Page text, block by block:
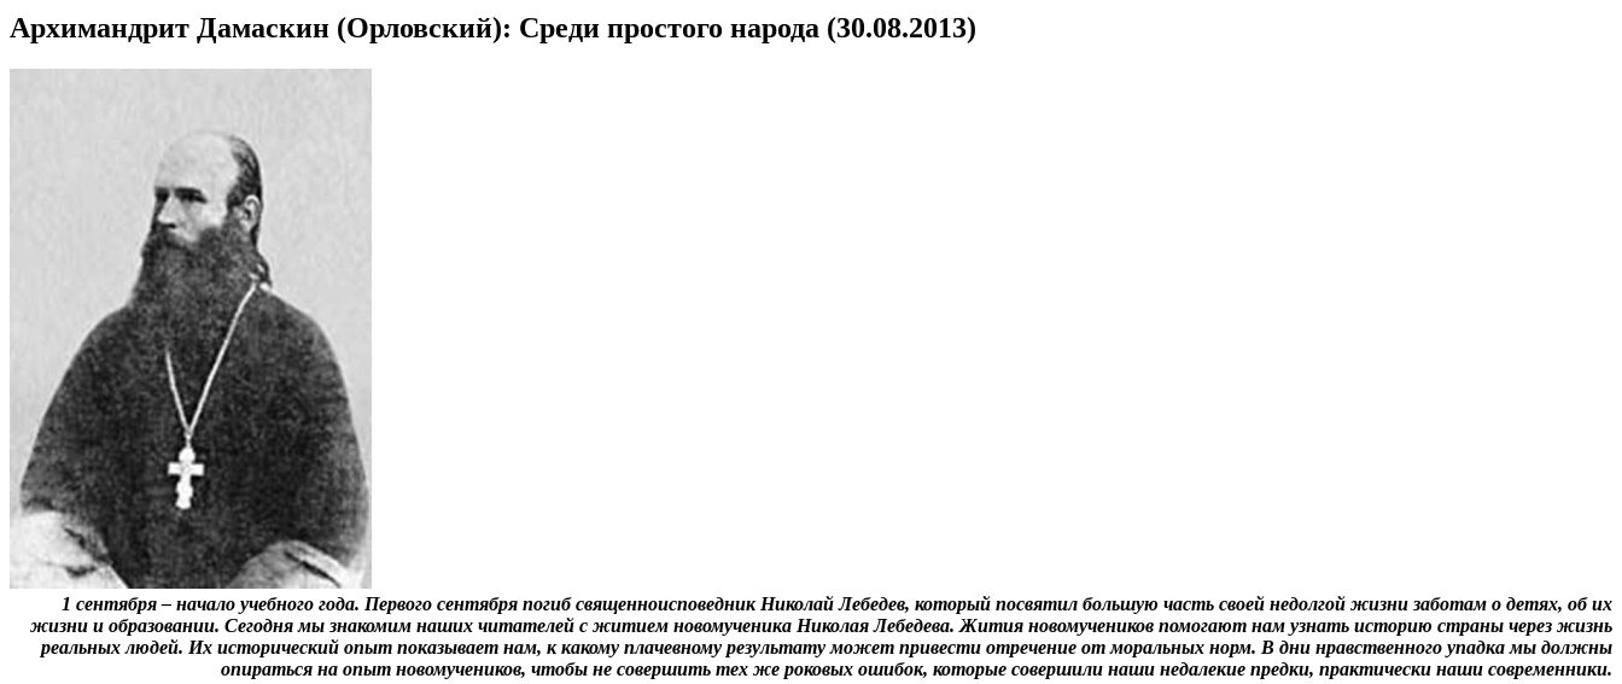
Архимандрит Дамаскин (Орловский): Среди простого народа (30.08.2013)
1 сентября – начало учебного года. Первого сентября погиб священноисповедник Николай Лебедев, который посвятил большую часть своей недолгой жизни заботам о детях, об их
жизни и образовании. Сегодня мы знакомим наших читателей с житием новомученика Николая Лебедева. Жития новомучеников помогают нам узнать историю страны через жизнь
реальных людей. Их исторический опыт показывает нам, к какому плачевному результату может привести отречение от моральных норм. В дни нравственного упадка мы должны
опираться на опыт новомучеников, чтобы не совершить тех же роковых ошибок, которые совершили наши недалекие предки, практически наши современники.